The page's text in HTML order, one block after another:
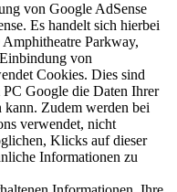
von Google AdSense
Es handelt sich hierbei
Parkway,
von
Cookies. Dies sind
Google die Daten Ihrer
kann. Zudem werden bei
verwendet, nicht
Klicks auf dieser
Informationen zu